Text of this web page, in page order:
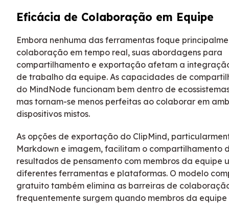
Eficácia de Colaboração em Equipe
Embora nenhuma das ferramentas foque
colaboração em tempo real, suas abordagens para
compartilhamento e exportação afetam a
de trabalho da equipe. As capacidades de
do MindNode funcionam bem dentro de
mas tornam-se menos perfeitas ao colaborar em
dispositivos mistos.
As opções de exportação do ClipMind,
Markdown e imagem, facilitam o compartilhamento
resultados de pensamento com membros da equipe
diferentes ferramentas e plataformas. O modelo
gratuito também elimina as barreiras de
frequentemente surgem quando membros da equipe